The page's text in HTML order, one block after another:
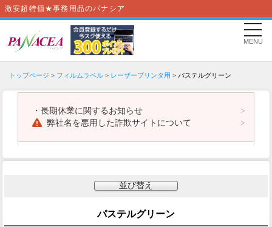
激安超特価★事務用品のパナシア
MENU
トップページ > フィルムラベル > レーザープリンタ用 > パステルグリーン
・ 長期休業に関するお知らせ
弊社名を悪用した詐欺サイトについて
並び替え
パステルグリーン